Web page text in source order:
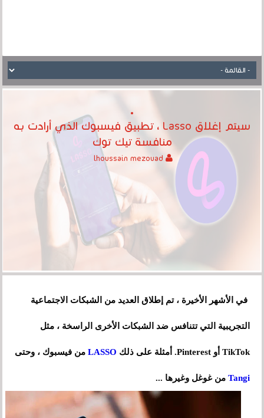
سيتم إغلاق Lasso ، تطبيق فيسبوك الذي أرادت به
منافسة تيك توك
في الأشهر الأخيرة ، تم إطلاق العديد من الشبكات الاجتماعية
التجريبية التي تتنافس ضد الشبكات الأخرى الراسخة ، مثل
TikTok أو Pinterest. أمثلة على ذلك LASSO من فيسبوك، وحتى
Tangi من غوغل وغيرها ...